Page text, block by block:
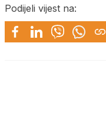
Podijeli vijest na: